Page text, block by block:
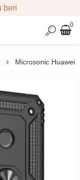
beri
0
Microsonic Huawei